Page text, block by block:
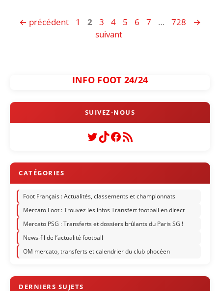
← précédent Page
1 Page
2 Page
3 Page
4 Page
5 Page
6 Page
7 … Page
728
→
suivant
INFO FOOT 24/24
Twitter
TikTok
Facebook
Flux RSS
Foot Français : Actualités, classements et championnats
Mercato Foot : Trouvez les infos Transfert football en direct
Mercato PSG : Transferts et dossiers brûlants du Paris SG !
News-fil de l’actualité football
OM mercato, transferts et calendrier du club phocéen